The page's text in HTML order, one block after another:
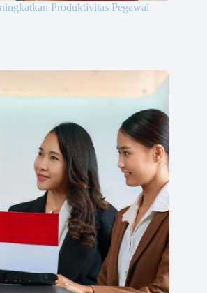
Produktivitas Pegawai